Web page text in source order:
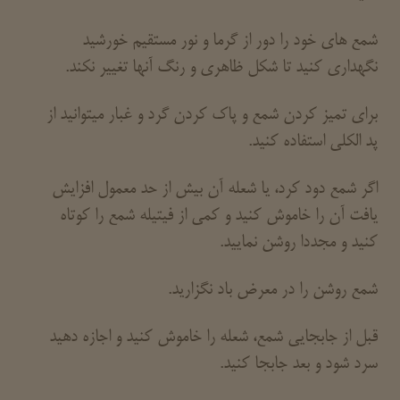
شمع های خود را دور از گرما و نور مستقیم خورشید
نگهداری کنید تا شکل ظاهری و رنگ آنها تغییر نکند.
برای تمیز کردن شمع و پاک کردن گرد و غبار میتوانید از
پد الکلی استفاده کنید.
اگر شمع دود کرد، یا شعله آن بیش از حد معمول افزایش
یافت آن را خاموش کنید و کمی از فیتیله شمع را کوتاه
کنید و مجددا روشن نمایید.
شمع روشن را در معرض باد نگزارید.
قبل از جابجایی شمع، شعله را خاموش کنید و اجازه دهید
سرد شود و بعد جابجا کنید.